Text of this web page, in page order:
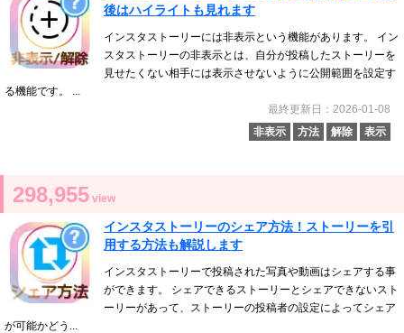
後はハイライトも見れます
インスタストーリーには非表示という機能があります。 イン
スタストーリーの非表示とは、自分が投稿したストーリーを
見せたくない相手には表示させないように公開範囲を設定す
る機能です。 ...
最終更新日：2026-01-08
非表示
方法 解除 表示
298,955 view
インスタストーリーのシェア方法！ストーリーを引
用する方法も解説します
インスタストーリーで投稿された写真や動画はシェアする事
ができます。 シェアできるストーリーとシェアできないスト
ーリーがあって、ストーリーの投稿者の設定によってシェア
が可能かどう...